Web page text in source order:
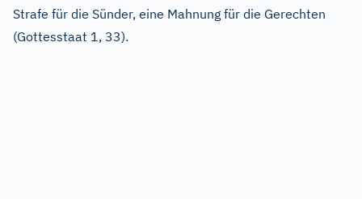
Strafe für die Sünder, eine Mahnung für die Gerechten
(Gottesstaat 1, 33).